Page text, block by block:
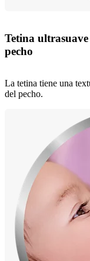
Tetina
pecho
La tetina tiene una
del pecho.